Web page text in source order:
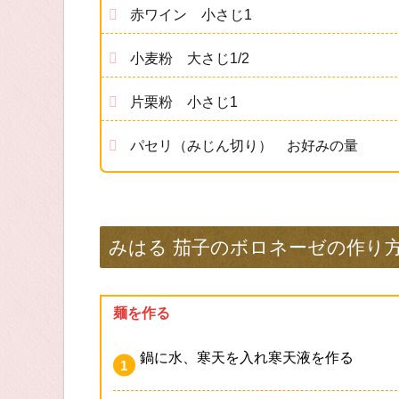
赤ワイン 小さじ1
小麦粉 大さじ1/2
片栗粉 小さじ1
パセリ（みじん切り） お好みの量
みはる 茄子のボロネーゼの作り
麺を作る
鍋に水、寒天を入れ寒天液を作る